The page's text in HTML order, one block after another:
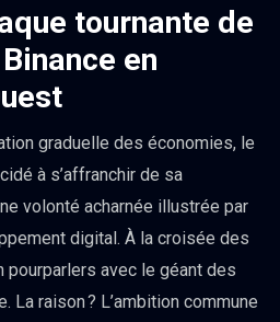
tournante de
en
graduelle des économies, le
à s’affranchir de sa
volonté acharnée illustrée par
digital. À la croisée des
pourparlers avec le géant des
La raison ? L’ambition commune